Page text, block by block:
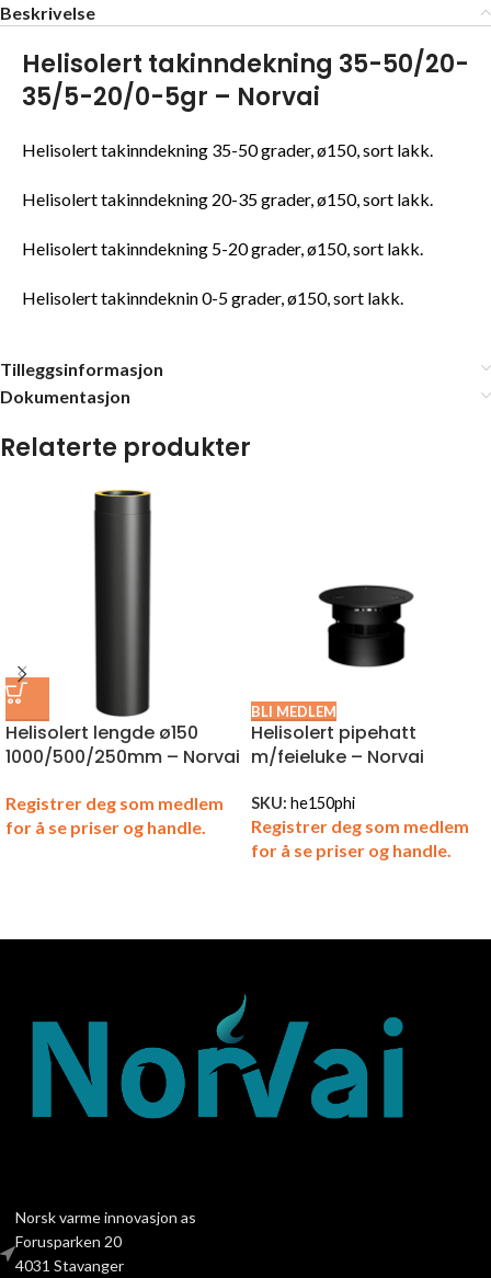
Beskrivelse
Helisolert takinndekning 35-50/20-
35/5-20/0-5gr – Norvai
Helisolert takinndekning 35-50 grader, ø150, sort lakk.
Helisolert takinndekning 20-35 grader, ø150, sort lakk.
Helisolert takinndekning 5-20 grader, ø150, sort lakk.
Helisolert takinndeknin 0-5 grader, ø150, sort lakk.
Tilleggsinformasjon
Dokumentasjon
Relaterte produkter
Helisolert lengde ø150
1000/500/250mm – Norvai
Registrer deg som medlem
for å se priser og handle.
BLI MEDLEM
Helisolert pipehatt
m/feieluke – Norvai
SKU: he150phi
Registrer deg som medlem
for å se priser og handle.
Norsk varme innovasjon as
Forusparken 20
4031 Stavanger